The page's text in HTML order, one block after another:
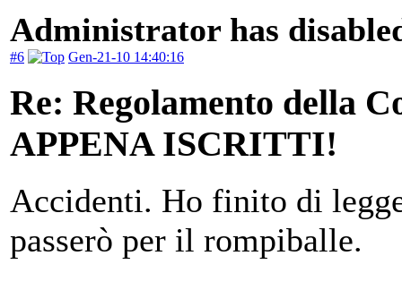
Administrator has
#6 Gen-21-10 14:40:16
Re: Regolamento della
APPENA ISCRITTI!
Accidenti. Ho finito di
passerò per il rompiballe.